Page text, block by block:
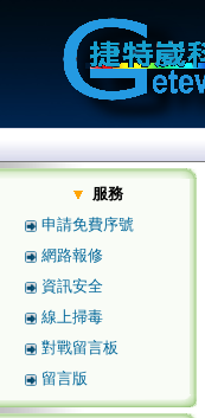
服務
申請免費序號
網路報修
資訊安全
線上掃毒
對戰留言板
留言版